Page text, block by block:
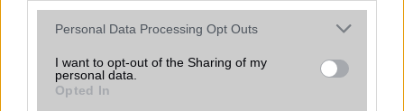
Please note that this website/app uses one or more Google
not limited to your visit or usage behaviour. You may click to
grant or deny consent to Google and its third-party tags to
use your data for below specified purposes in below Google
Personal Data Processing Opt Outs
I want to opt-out of the Sharing of my
personal data.
Opted In
Euro Gsm
392.000 Ft (új)